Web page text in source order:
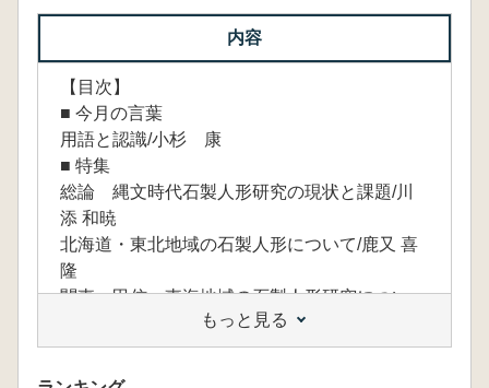
内容
【目次】
■ 今月の言葉
用語と認識/小杉 康
■ 特集
総論 縄文時代石製人形研究の現状と課題/川
添 和暁
北海道・東北地域の石製人形について/鹿又 喜
隆
関東・甲信・東海地域の石製人形研究につい
北陸・関西・中国・四国地域の岩偶岩版類につ
いて/大野 淳也
もっと見る